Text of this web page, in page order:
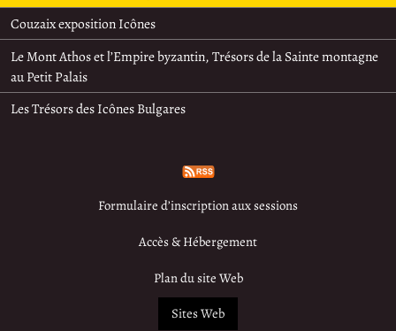
Couzaix exposition Icônes
Le Mont Athos et l’Empire byzantin, Trésors de la Sainte montagne
au Petit Palais
Les Trésors des Icônes Bulgares
Formulaire d’inscription aux sessions
Accès & Hébergement
Plan du site Web
Sites Web